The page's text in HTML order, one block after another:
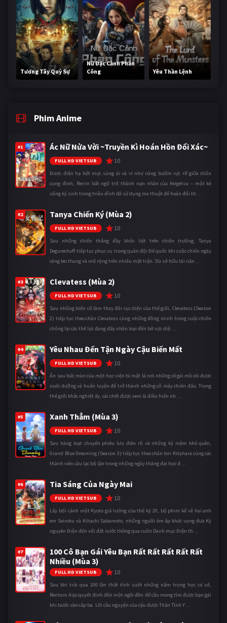
Tương Tây Quỷ Sự
Nữ Đặc Cảnh Phản
Công
Yêu Thần Lệnh
Phim Anime
#1 Ác Nữ Nửa Vời ~Truyền Kì Hoán Hồn Đổi Xác~
FULL HD VIETSUB 10
Được điện hạ hết mực sủng ái và ví như nàng bướm rực rỡ giữa chốn
cung đình, Reirin bất ngờ trở thành nạn nhân của Keigetsu – một kẻ
sống ký sinh trong triều đình đã sử dụng ma thuật để hoán đổi th ...
#2 Tanya Chiến Ký (Mùa 2)
FULL HD VIETSUB 10
Sau những chiến thắng đầy khốc liệt trên chiến trường, Tanya
Degurechaff tiếp tục phục vụ trong quân đội Đế quốc khi cuộc chiến ngày
càng leo thang và mở rộng trên nhiều mặt trận. Dù sở hữu tài năn ...
#3 Clevatess (Mùa 2)
FULL HD VIETSUB 10
Sau những biến cố làm thay đổi cục diện của thế giới, Clevatess (Season
2) tiếp tục theo chân Clevatess cùng những đồng minh trong cuộc chiến
chống lại các thế lực đang đẩy nhân loại đến bờ vực diệ ...
#4 Yêu Nhau Đến Tận Ngày Cậu Biến Mất
FULL HD VIETSUB 10
Ẩn sau bức màn của một học viện bí mật là nơi những cô gái mồ côi được
nuôi dưỡng và huấn luyện để trở thành những cỗ máy chiến đấu. Trong
thế giới khắc nghiệt ấy, cái chết được xem là điều hiển nh ...
#5 Xanh Thẳm (Mùa 3)
FULL HD VIETSUB 10
Sau hàng loạt chuyến phiêu lưu điên rồ và những kỷ niệm khó quên,
Grand Blue Dreaming (Season 3) tiếp tục theo chân Iori Kitahara cùng các
thành viên câu lạc bộ lặn trong những ngày tháng đại học đ ...
#6 Tia Sáng Của Ngày Mai
FULL HD VIETSUB 10
Lấy bối cảnh một Kyoto giả tưởng của thế kỷ 20, bộ phim kể về hai anh
em Seiroku và Kihachi Sakamoto, những người ôm ấp khát vọng đưa Kỷ
nguyên Điện đến với đất nước thông qua cuốn Danh mục Điện th ...
#7
100 Cô Bạn Gái Yêu Bạn Rất Rất Rất Rất Rất
Nhiều (Mùa 3)
FULL HD VIETSUB 10
Sau khi trải qua 100 lần thất tình suốt những năm trung học cơ sở,
Rentaro Aijo quyết định đến một ngôi đền để cầu mong tìm được bạn gái
khi bước vào cấp ba. Lời cầu nguyện của cậu được Thần Tình Y ...